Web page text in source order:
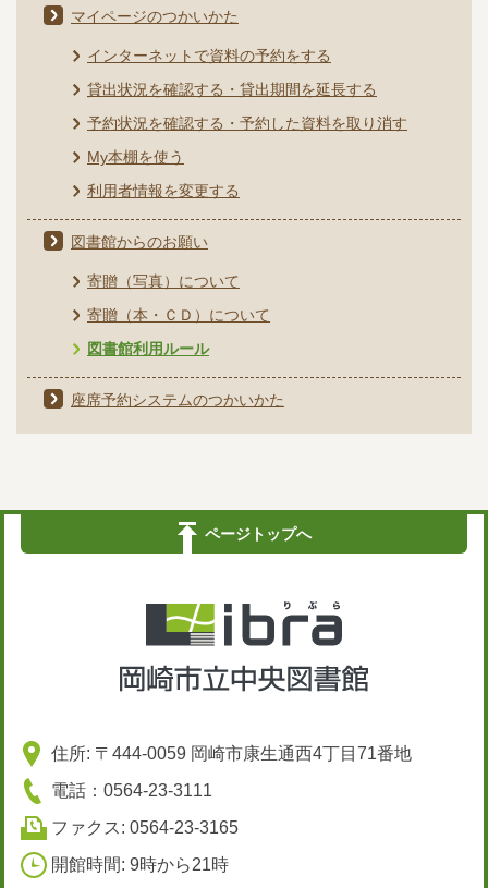
マイページのつかいかた
インターネットで資料の予約をする
貸出状況を確認する・貸出期間を延長する
予約状況を確認する・予約した資料を取り消す
My本棚を使う
利用者情報を変更する
図書館からのお願い
寄贈（写真）について
寄贈（本・ＣＤ）について
図書館利用ルール
座席予約システムのつかいかた
ページトップへ
住所: 〒444-0059 岡崎市康生通西4丁目71番地
電話：0564-23-3111
ファクス: 0564-23-3165
開館時間: 9時から21時